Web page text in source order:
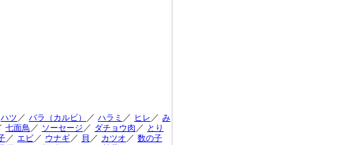
ハツ ／ バラ（カルビ） ／ ハラミ ／ ヒレ ／ み
七面鳥 ／ ソーセージ ／ ダチョウ肉 ／ とり
／ エビ／ ウナギ／ 貝 ／ カツオ ／ 数の子